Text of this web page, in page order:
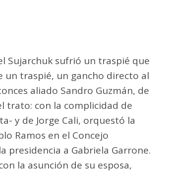
Sujarchuk sufrió un traspié que
un traspié, un gancho directo al
aliado Sandro Guzmán, de
trato: con la complicidad de
y de Jorge Cali, orquestó la
Ramos en el Concejo
presidencia a Gabriela Garrone.
la asunción de su esposa,